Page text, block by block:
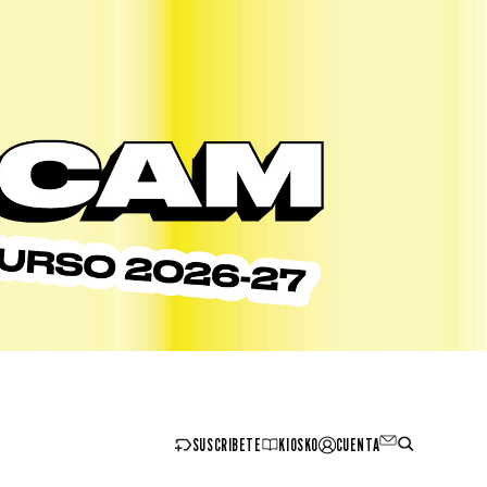
SUSCRIBETE KIOSKO CUENTA